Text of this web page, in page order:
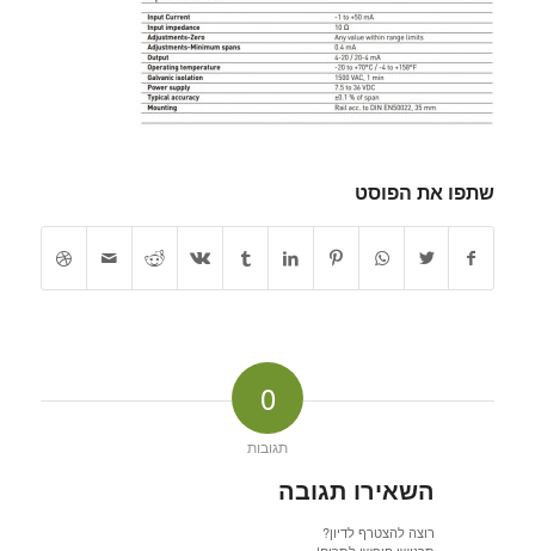
שתפו את הפוסט
0
תגובות
השאירו תגובה
רוצה להצטרף לדיון?